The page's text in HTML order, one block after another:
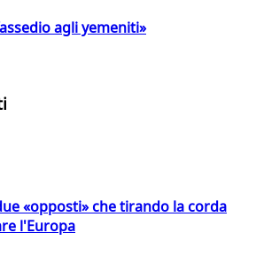
agli yemeniti»
«opposti» che tirando la corda
l'Europa